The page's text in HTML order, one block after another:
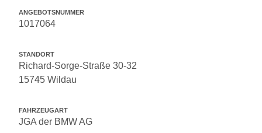
ANGEBOTSNUMMER
1017064
STANDORT
Richard-Sorge-Straße 30-32
15745 Wildau
FAHRZEUGART
JGA der BMW AG